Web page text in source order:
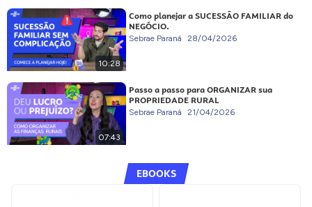
10:28
Como planejar a SUCESSÃO FAMILIAR do
NEGÓCIO.
Sebrae Paraná 28/04/2026
07:43
Passo a passo para ORGANIZAR sua
PROPRIEDADE RURAL
Sebrae Paraná 21/04/2026
EBOOKS